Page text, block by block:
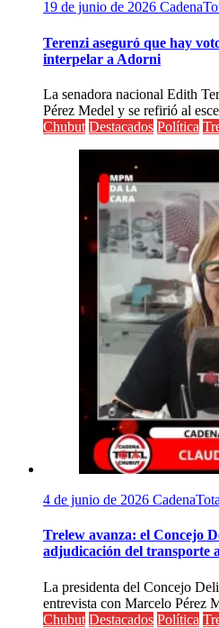
19 de junio de 2026
Terenzi aseguró que hay
interpelar a Adorni
La senadora nacional Edith
Pérez Medel y se refirió al
Chubut Destacados Política
4 de junio de 2026
Trelew avanza: el Concejo
adjudicación del transporte
La presidenta del Concejo
entrevista con Marcelo Pérez
Chubut Destacados Política